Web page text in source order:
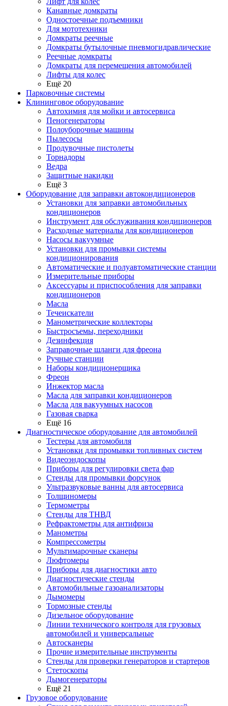
Канавные домкраты
Одностоечные подъемники
Для мототехники
Домкраты реечные
Домкраты бутылочные пневмогидравлические
Реечные домкраты
Домкраты для перемещения автомобилей
Лифты для колес
Ещё 20
Парковочные системы
Клининговое оборудование
Автохимия для мойки и автосервиса
Пеногенераторы
Полоуборочные машины
Пылесосы
Продувочные пистолеты
Торнадоры
Ведра
Защитные накидки
Ещё 3
Оборудование для заправки автокондиционеров
Установки для заправки автомобильных
кондиционеров
Инструмент для обслуживания кондиционеров
Расходные материалы для кондиционеров
Насосы вакуумные
Установки для промывки системы
кондиционирования
Автоматические и полуавтоматические станции
Измерительные приборы
Аксессуары и приспособления для заправки
кондиционеров
Масла
Течеискатели
Манометрические коллекторы
Быстросъемы, переходники
Дезинфекция
Заправочные шланги для фреона
Ручные станции
Наборы кондиционерщика
Фреон
Инжектор масла
Масла для заправки кондиционеров
Масла для вакуумных насосов
Газовая сварка
Ещё 16
Диагностическое оборудование для автомобилей
Тестеры для автомобиля
Установки для промывки топливных систем
Видеоэндоскопы
Приборы для регулировки света фар
Стенды для промывки форсунок
Ультразвуковые ванны для автосервиса
Толщиномеры
Термометры
Стенды для ТНВД
Рефрактометры для антифриза
Манометры
Компрессометры
Мультимарочные сканеры
Люфтомеры
Приборы для диагностики авто
Диагностические стенды
Автомобильные газоанализаторы
Дымомеры
Тормозные стенды
Дизельное оборудование
Линии технического контроля для грузовых
автомобилей и универсальные
Автосканеры
Прочие измерительные инструменты
Стенды для проверки генераторов и стартеров
Стетоскопы
Дымогенераторы
Ещё 21
Грузовое оборудование